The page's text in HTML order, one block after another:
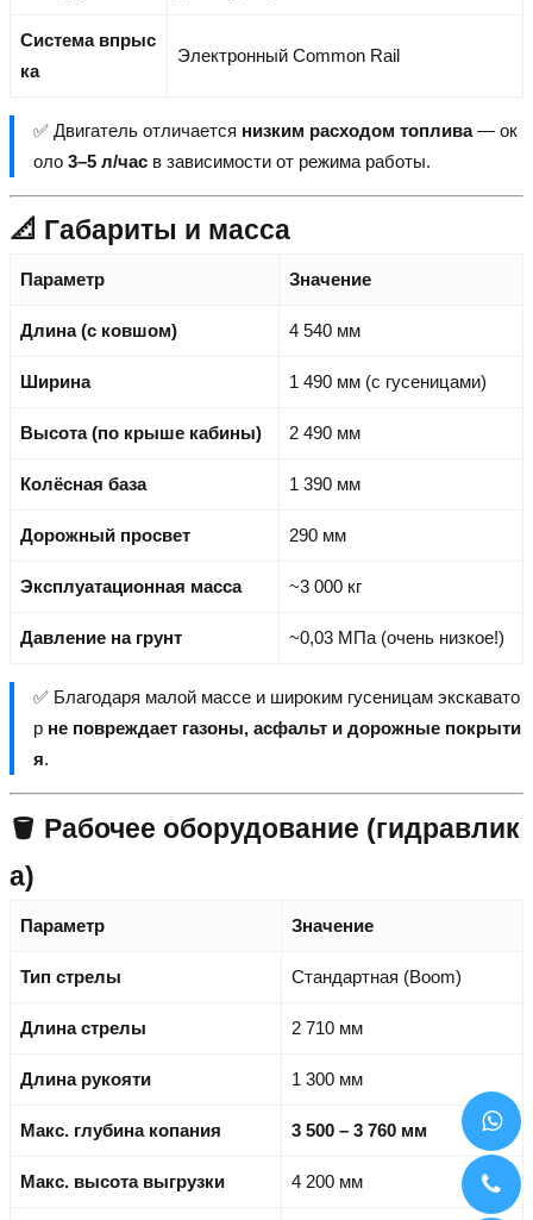
Система впрыс
ка
Электронный Common Rail
✅ Двигатель отличается низким расходом топлива— ок
оло 3–5 л/час в зависимости от режима работы.
📐 Габариты и масса
Параметр Значение
Длина (с ковшом) 4 540 мм
Ширина 1 490 мм (с гусеницами)
Высота (по крыше кабины) 2 490 мм
Колёсная база 1 390 мм
Дорожный просвет 290 мм
Эксплуатационная масса ~3 000 кг
Давление на грунт ~0,03 МПа (очень низкое!)
✅ Благодаря малой массе и широким гусеницам экскавато
р не повреждает газоны, асфальт и дорожные покрыти
я.
🪣 Рабочее оборудование (гидравлик
а)
Параметр Значение
Тип стрелы Стандартная (Boom)
Длина стрелы 2 710 мм
Длина рукояти 1 300 мм
Макс. глубина копания 3 500 – 3 760 мм
Макс. высота выгрузки 4 200 мм